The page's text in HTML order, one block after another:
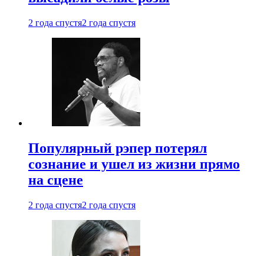
2 года спустя2 года спустя
Популярный рэпер потерял
сознание и ушел из жизни прямо
на сцене
2 года спустя2 года спустя